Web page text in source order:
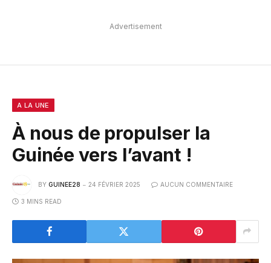
Advertisement
A LA UNE
À nous de propulser la
Guinée vers l’avant !
BY GUINEE28 24 FÉVRIER 2025 AUCUN COMMENTAIRE
3 MINS READ